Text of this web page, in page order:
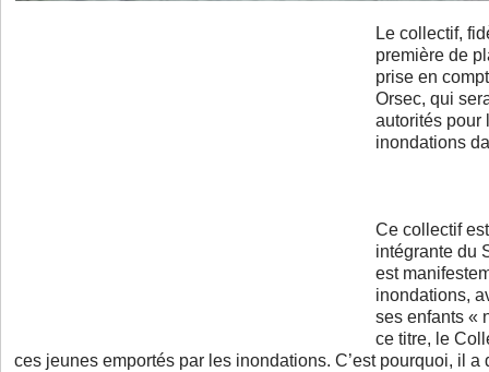
Le collectif,
première de
prise en
Orsec, qui
autorités pour
inondations
Ce collectif
intégrante du
est
inondations,
ses enfants «
ce titre, le
ces jeunes emportés par les inondations. C’est pourquoi, il